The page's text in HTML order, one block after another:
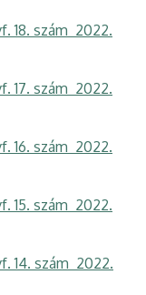
18. szám 2022.
17. szám 2022.
16. szám 2022.
15. szám 2022.
14. szám 2022.